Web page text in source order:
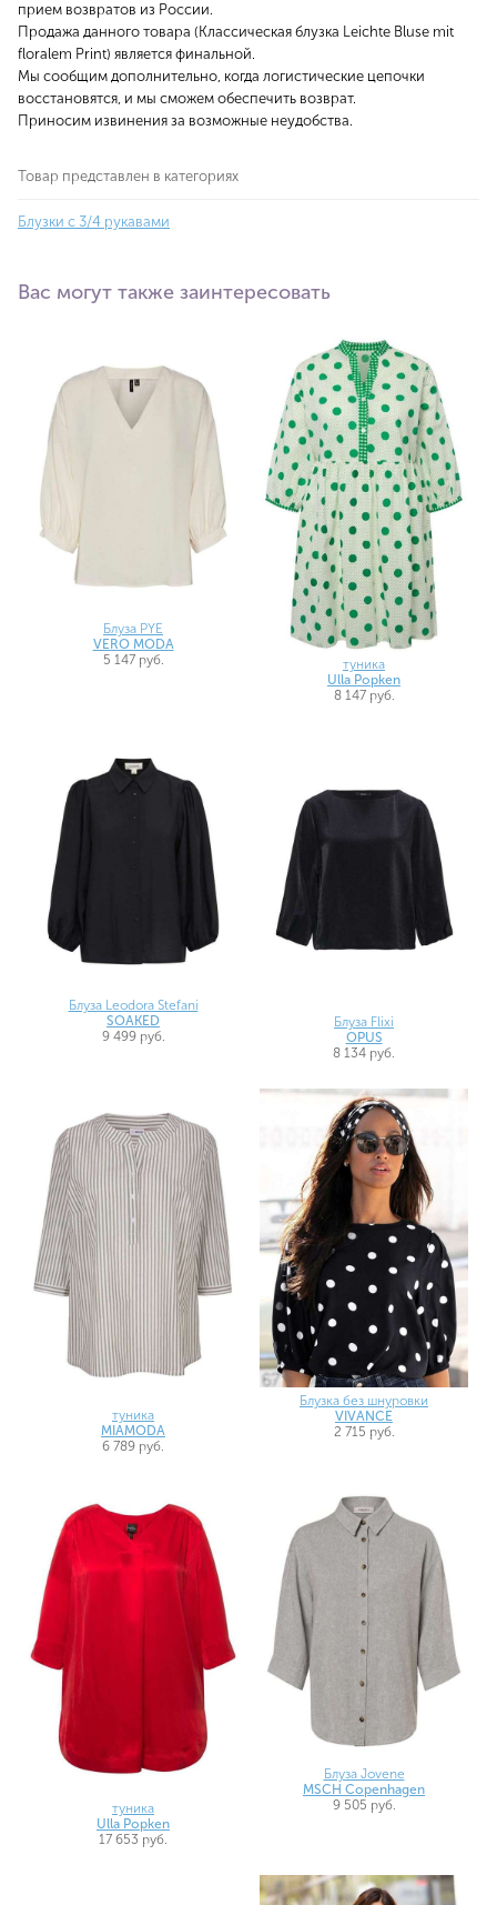
прием возвратов из России.
Продажа данного товара (Классическая блузка Leichte Bluse mit
floralem Print) является финальной.
Мы сообщим дополнительно, когда логистические цепочки
восстановятся, и мы сможем обеспечить возврат.
Приносим извинения за возможные неудобства.
Товар представлен в категориях
Блузки с 3/4 рукавами
Вас могут также заинтересовать
Блуза PYE
VERO MODA
5 147 руб.
туника
Ulla Popken
8 147 руб.
Блуза Leodora Stefani
SOAKED
9 499 руб.
Блуза Flixi
OPUS
8 134 руб.
туника
MIAMODA
6 789 руб.
Блузка без шнуровки
VIVANCE
2 715 руб.
туника
Ulla Popken
17 653 руб.
Блуза Jovene
MSCH Copenhagen
9 505 руб.